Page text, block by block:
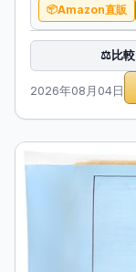
Amazon直販
⚖️比較
2026年08月04日